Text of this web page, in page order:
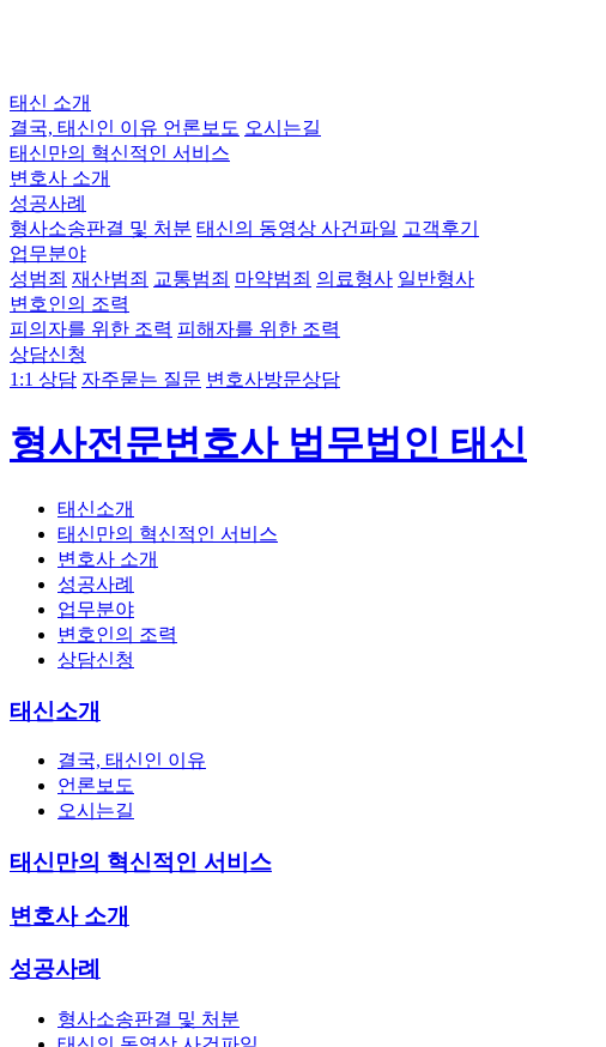
태신 소개
결국, 태신인 이유 언론보도 오시는길
태신만의 혁신적인 서비스
변호사 소개
성공사례
형사소송판결 및 처분 태신의 동영상 사건파일 고객후기
업무분야
성범죄 재산범죄 교통범죄 마약범죄 의료형사 일반형사
변호인의 조력
피의자를 위한 조력 피해자를 위한 조력
상담신청
1:1 상담 자주묻는 질문 변호사방문상담
형사전문변호사 법무법인 태신
태신소개
태신만의 혁신적인 서비스
변호사 소개
성공사례
업무분야
변호인의 조력
상담신청
태신소개
결국, 태신인 이유
언론보도
오시는길
태신만의 혁신적인 서비스
변호사 소개
성공사례
형사소송판결 및 처분